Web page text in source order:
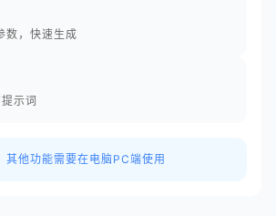
数，快速生成
示词
其他功能需要在电脑PC端使用